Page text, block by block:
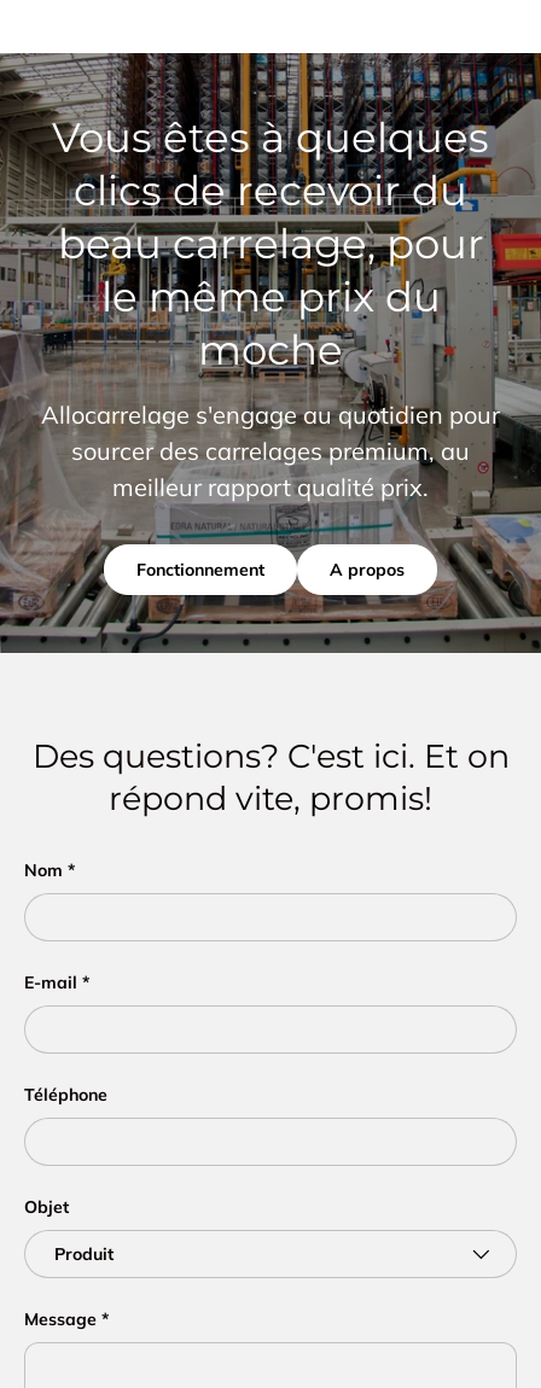
Vous êtes à quelques
clics de recevoir du
beau carrelage, pour
le même prix du
moche
Allocarrelage s'engage au quotidien pour
sourcer des carrelages premium, au
meilleur rapport qualité prix.
Fonctionnement A propos
Des questions? C'est ici. Et on
répond vite, promis!
Nom
E-mail
Téléphone
Objet
Message